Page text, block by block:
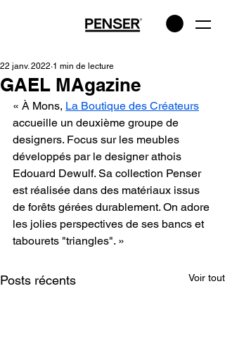
GAEL MAgazine
22 janv. 2022 1 min de lecture
« À Mons, La Boutique des Créateurs
accueille un deuxième groupe de
designers. Focus sur les meubles
développés par le designer athois
Edouard Dewulf. Sa collection Penser
est réalisée dans des matériaux issus
de forêts gérées durablement. On adore
les jolies perspectives de ses bancs et
tabourets "triangles". »
Posts récents Voir tout